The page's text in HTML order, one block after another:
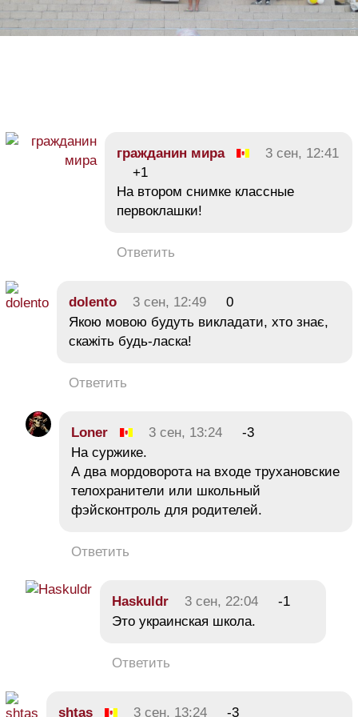
гражданин мира
3 сен, 12:41
+1
На втором снимке классные
первоклашки!
Ответить
dolento 3 сен, 12:49
0
Якою мовою будуть викладати, хто знає,
скажіть будь-ласка!
Ответить
Loner 3 сен, 13:24
-3
На суржике.
А два мордоворота на входе трухановские
телохранители или школьный
фэйсконтроль для родителей.
Ответить
Haskuldr 3 сен, 22:04
-1
Это украинская школа.
Ответить
shtas 3 сен, 13:24 -3